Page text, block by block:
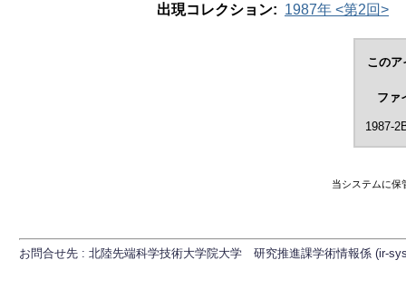
出現コレクション: 1987年 <第2回>
このア
ファ
1987-
当システムに保
お問合せ先 : 北陸先端科学技術大学院大学 研究推進課学術情報係 (ir-